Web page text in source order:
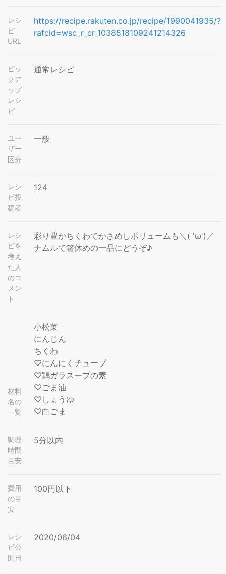
レシ
ピ
URL
https://recipe.rakuten.co.jp/recipe/1990041935/?
rafcid=wsc_r_cr_1038518109241214326
ピッ
クア
ップ
レシ
ピ
通常レシピ
ユー
ザー
区分
一般
レシ
ピ投
稿者
124
レシ
ピを
考え
た人
のコ
メン
ト
彩り豊かちくわでかさめしボリュームも＼( 'ω')／
ナムルで箸休めの一品にどうぞ♪
材料
名の
一覧
小松菜
にんじん
ちくわ
♡にんにくチューブ
♡鶏ガラスープの素
♡ごま油
♡しょうゆ
♡白ごま
調理
時間
目安
5分以内
費用
の目
安
100円以下
レシ
ピ公
開日
2020/06/04